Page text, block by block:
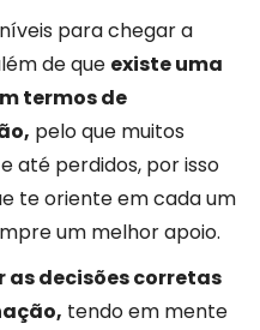
para chegar a
de que existe uma
termos de
pelo que muitos
até perdidos, por isso
te oriente em cada um
um melhor apoio.
as decisões corretas
tendo em mente